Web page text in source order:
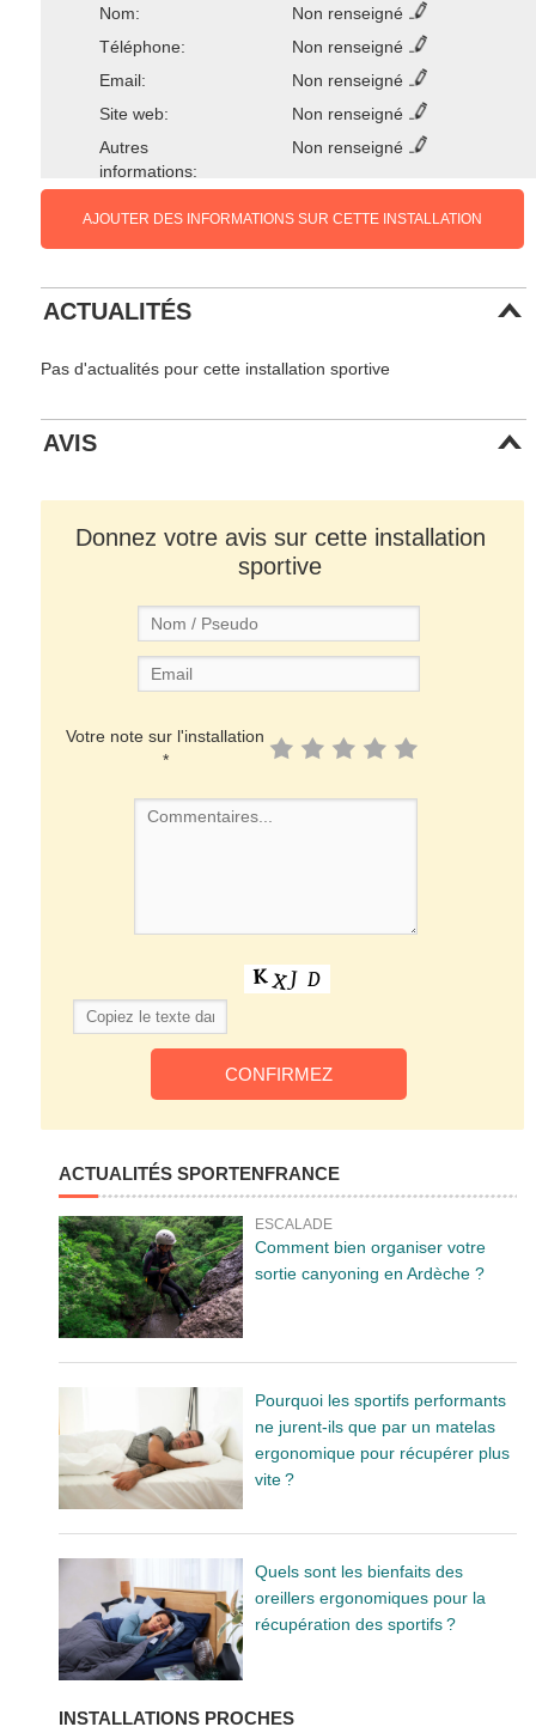
Nom:
Non renseigné
Téléphone:
Non renseigné
Email:
Non renseigné
Site web:
Non renseigné
Autres
informations:
Non renseigné
AJOUTER DES INFORMATIONS SUR CETTE INSTALLATION
ACTUALITÉS
Pas d'actualités pour cette installation sportive
AVIS
Donnez votre avis sur cette installation
sportive
Votre note sur l'installation
*
ACTUALITÉS SPORTENFRANCE
ESCALADE
Comment bien organiser votre
sortie canyoning en Ardèche ?
Pourquoi les sportifs performants
ne jurent-ils que par un matelas
ergonomique pour récupérer plus
vite ?
Quels sont les bienfaits des
oreillers ergonomiques pour la
récupération des sportifs ?
INSTALLATIONS PROCHES